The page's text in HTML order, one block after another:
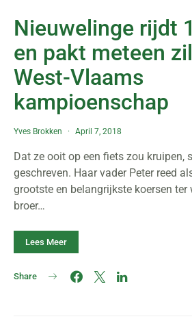
Nieuwelinge rijdt
en pakt meteen
West-Vlaams
kampioenschap
Yves Brokken April 7, 2018
Dat ze ooit op een fiets zou kruipen,
geschreven. Haar vader Peter reed
grootste en belangrijkste koersen ter
broer…
Lees Meer
Share